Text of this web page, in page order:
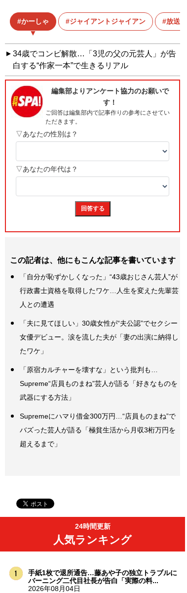
かーしゃ ジャイアントジャイアン 放送作
34歳でコンビ解散…「3児の父の元芸人」が告
白する“作家一本”で生きるリアル
この記者は、他にもこんな記事を書いています
「自分が恥ずかしくなった」“43歳おじさん芸人”が
行政書士資格を取得したワケ…人生を変えた先輩芸
人との遭遇
「夫に見てほしい」30歳女性が“夫公認”でセクシー
女優デビュー。涙を流した夫が「妻の出演に納得し
たワケ」
「原宿カルチャーを壊すな」という批判も…
Supreme“店員ものまね”芸人が語る「好きなものを
武器にする方法」
Supremeにハマり借金300万円…“店員ものまね”で
バズった芸人が語る「極貧生活から月収3桁万円を
超えるまで」
24時間更新
人気ランキング
手紙1枚で退所通告…藤あや子の独立トラブルに
バーニング二代目社長が告白「実際の料...
2026年08月04日